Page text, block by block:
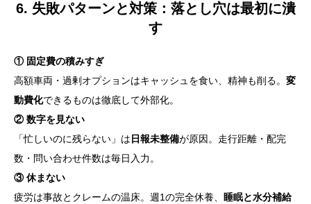
6. 失敗パターンと対策：落とし穴は最初に潰
す
① 固定費の積みすぎ
高額車両・過剰オプションはキャッシュを食い、精神も削る。 変
動費化できるものは徹底して外部化。
② 数字を見ない
「忙しいのに残らない」は 日報未整備が原因。走行距離・配完
数・問い合わせ件数は毎日入力。
③ 休まない
疲労は事故とクレームの温床。週1の完全休養、
睡眠と水分補給